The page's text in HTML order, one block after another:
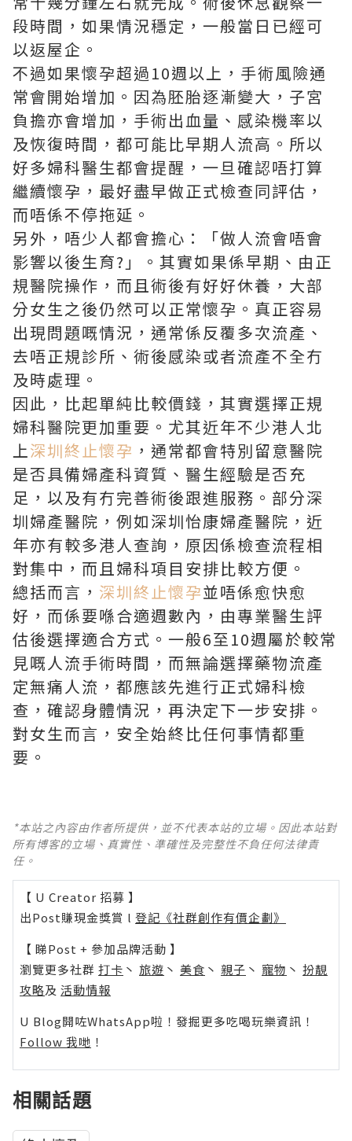
段時間，如果情況穩定，一般當日已經可
以返屋企。
不過如果懷孕超過10週以上，手術風險通
常會開始增加。因為胚胎逐漸變大，子宮
負擔亦會增加，手術出血量、感染機率以
及恢復時間，都可能比早期人流高。所以
好多婦科醫生都會提醒，一旦確認唔打算
繼續懷孕，最好盡早做正式檢查同評估，
而唔係不停拖延。
另外，唔少人都會擔心：「做人流會唔會
影響以後生育?」。其實如果係早期、由正
規醫院操作，而且術後有好好休養，大部
分女生之後仍然可以正常懷孕。真正容易
出現問題嘅情況，通常係反覆多次流產、
去唔正規診所、術後感染或者流產不全冇
及時處理。
因此，比起單純比較價錢，其實選擇正規
婦科醫院更加重要。尤其近年不少港人北
上深圳終止懷孕 ，通常都會特別留意醫院
是否具備婦產科資質、醫生經驗是否充
足，以及有冇完善術後跟進服務。部分深
圳婦產醫院，例如深圳怡康婦產醫院，近
年亦有較多港人查詢，原因係檢查流程相
對集中，而且婦科項目安排比較方便。
總括而言， 深圳終止懷孕並唔係愈快愈
好，而係要喺合適週數內，由專業醫生評
估後選擇適合方式。一般6至10週屬於較常
見嘅人流手術時間，而無論選擇藥物流產
定無痛人流，都應該先進行正式婦科檢
查，確認身體情況，再決定下一步安排。
對女生而言，安全始終比任何事情都重
要。
*本站之內容由作者所提供，並不代表本站的立場。因此本站對
所有博客的立場、真實性、準確性及完整性不負任何法律責
任。
【 U Creator 招募 】
出Post賺現金獎賞 l 登記《社群創作有價企劃》
【 睇Post + 參加品牌活動 】
瀏覽更多社群 打卡 丶 旅遊 丶 美食 丶 親子 丶 寵物 丶 扮靚
攻略及 活動情報
U Blog開咗WhatsApp啦！發掘更多吃喝玩樂資訊！
Follow 我哋 ！
相關話題